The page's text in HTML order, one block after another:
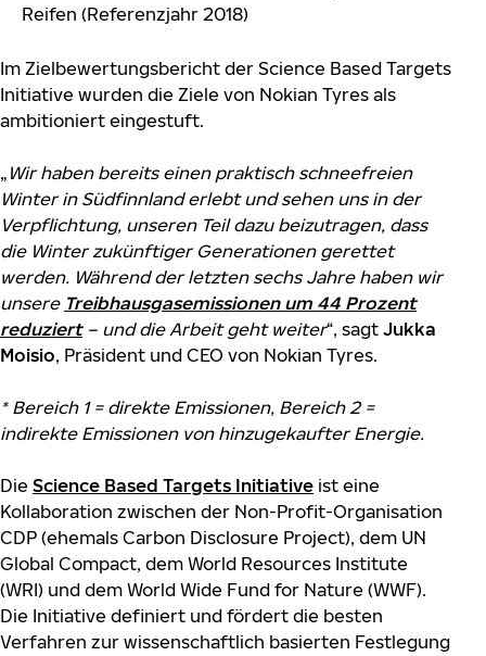
Reifen (Referenzjahr 2018)
Im Zielbewertungsbericht der Science Based Targets
Initiative wurden die Ziele von Nokian Tyres als
ambitioniert eingestuft.
„ Wir haben bereits einen praktisch schneefreien
Winter in Südfinnland erlebt und sehen uns in der
Verpflichtung, unseren Teil dazu beizutragen, dass
die Winter zukünftiger Generationen gerettet
werden. Während der letzten sechs Jahre haben wir
unsere Treibhausgasemissionen um 44 Prozent
reduziert – und die Arbeit geht weiter“, sagt Jukka
Moisio, Präsident und CEO von Nokian Tyres.
* Bereich 1 = direkte Emissionen, Bereich 2 =
indirekte Emissionen von hinzugekaufter Energie.
Die Science Based Targets Initiative ist eine
Kollaboration zwischen der Non-Profit-Organisation
CDP (ehemals Carbon Disclosure Project), dem UN
Global Compact, dem World Resources Institute
(WRI) und dem World Wide Fund for Nature (WWF).
Die Initiative definiert und fördert die besten
Verfahren zur wissenschaftlich basierten Festlegung